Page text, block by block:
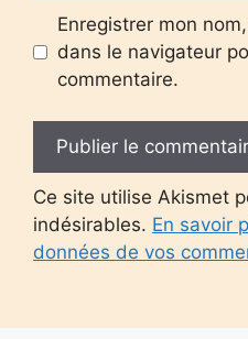
Enregistrer mon
dans le navigateur
commentaire.
Ce site utilise Akismet
indésirables. En savoir
données de vos